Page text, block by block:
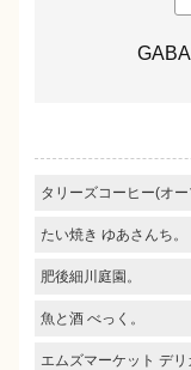
タリーズコーヒー(オー
たい焼き ゆあさんち。
肥後細川庭園。
魚と酒 べっく。
エムズマーケット デリ